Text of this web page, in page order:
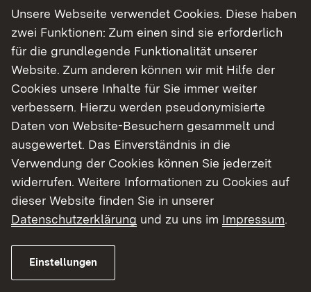
Holzzaun und teilweise über Büsche und
Bäume eingefriedet. Die Zufahrt und
Zuwegungen sind mit Pflastersteinen
befestigt. Die nicht befestigten Freiflächen
sind mit Rasen, Büschen und Bäumen
bewachsen.
Ein Gutachten zur Ermittlung des
Verkehrswerts gem. § 194 BauGB liegt vor.
Lage
Innerorts, gepflasterter verkehrsberuhigter
Bereich in unmittelbarer Nähe der Kirche, des
Unsere Webseite verwendet Cookies. Diese haben
zwei Funktionen: Zum einen sind sie erforderlich
für die grundlegende Funktionalität unserer
Website. Zum anderen können wir mit Hilfe der
Cookies unsere Inhalte für Sie immer weiter
verbessern. Hierzu werden pseudonymisierte
Daten von Website-Besuchern gesammelt und
ausgewertet. Das Einverständnis in die
Verwendung der Cookies können Sie jederzeit
widerrufen. Weitere Informationen zu Cookies auf
dieser Website finden Sie in unserer
Datenschutzerklärung und zu uns im Impressum.
Einstellungen